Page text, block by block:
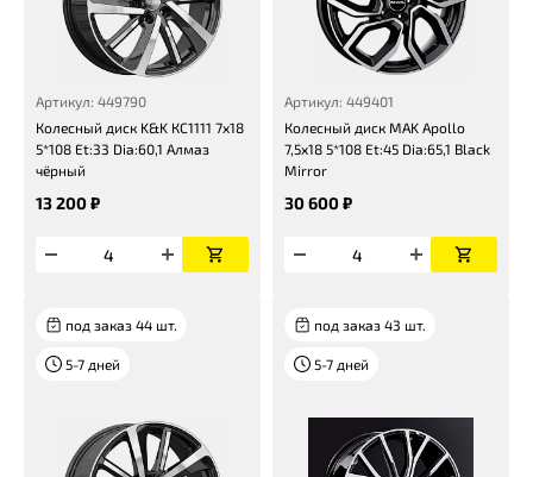
Артикул: 449790
Колесный диск K&K КС1111 7x18
5*108 Et:33 Dia:60,1 Алмаз
чёрный
13 200 ₽
Артикул: 449401
Колесный диск MAK Apollo
7,5x18 5*108 Et:45 Dia:65,1 Black
Mirror
30 600 ₽
под заказ 44 шт.
5-7 дней
под заказ 43 шт.
5-7 дней